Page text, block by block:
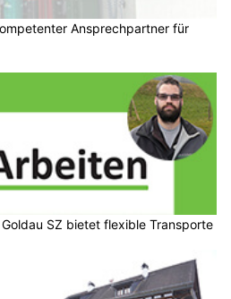
Ansprechpartner für
SZ bietet flexible Transporte